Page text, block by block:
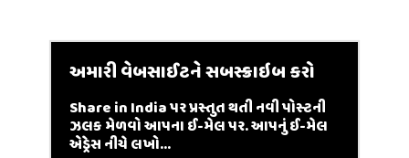
અમારી વેબસાઈટને સબસ્ક્રાઇબ કરો
Share in India પર પ્રસ્તુત થતી નવી પોસ્ટની
ઝલક મેળવો આપના ઈ-મેલ પર. આપનું ઈ-મેલ
એડ્રેસ નીચે લખો...